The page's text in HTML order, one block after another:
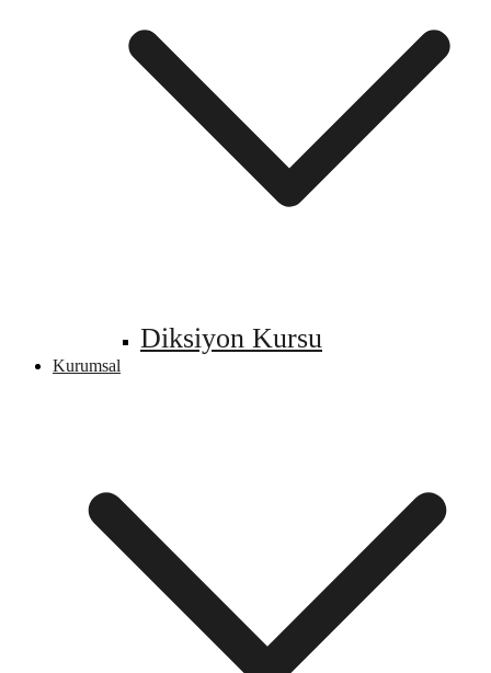
Diksiyon Kursu
Kurumsal